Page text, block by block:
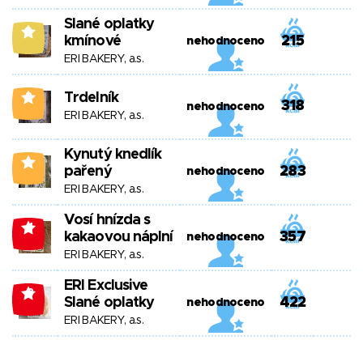
9
Slané oplatky
kmínové
ERI BAKERY, a.s.
nehodnoceno 215
3 Trdelník
ERI BAKERY, a.s.
nehodnoceno 318
1
Kynutý knedlík
pařený
ERI BAKERY, a.s.
nehodnoceno 283
-1
Vosí hnízda s
kakaovou náplní
ERI BAKERY, a.s.
nehodnoceno 357
-3
ERI Exclusive
Slané oplatky
ERI BAKERY, a.s.
nehodnoceno 422